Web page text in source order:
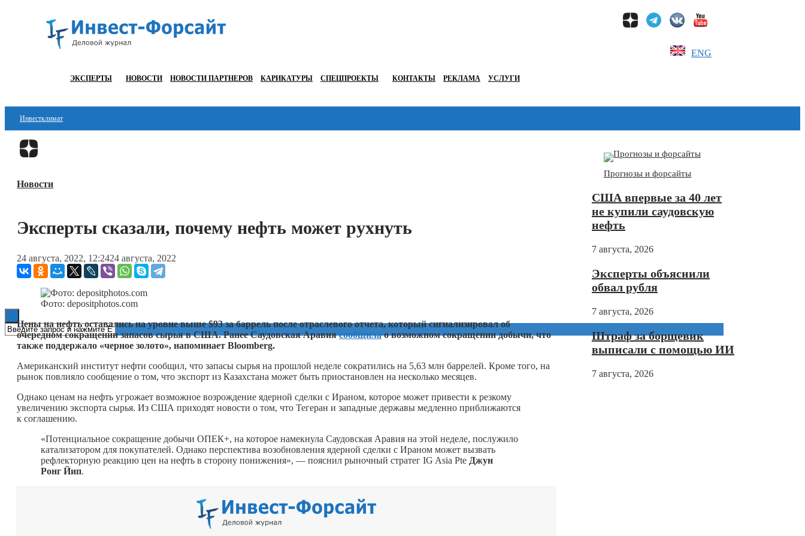
ENG
ЭКСПЕРТЫ НОВОСТИ НОВОСТИ ПАРТНЕРОВ КАРИКАТУРЫ СПЕЦПРОЕКТЫ КОНТАКТЫ РЕКЛАМА УСЛУГИ
Инвестклимат
Финансы
Блокчейн
ESG
Новости
Эксперты сказали, почему нефть может рухнуть
24 августа, 2022, 12:2424 августа, 2022
Фото: depositphotos.com
Цены на нефть оставались на уровне выше $93 за баррель после отраслевого отчета, который сигнализировал об
очередном сокращении запасов сырья в США. Ранее Саудовская Аравиясообщилао возможном сокращении добычи, что
также поддержало «черное золото», напоминает Bloomberg.
Американский институт нефти сообщил, что запасы сырья на прошлой неделе сократились на 5,63 млн баррелей. Кроме того, на
рынок повлияло сообщение о том, что экспорт из Казахстана может быть приостановлен на несколько месяцев.
Однако ценам на нефть угрожает возможное возрождение ядерной сделки с Ираном, которое может привести к резкому
увеличению экспорта сырья. Из США приходят новости о том, что Тегеран и западные державы медленно приближаются
к соглашению.
«Потенциальное сокращение добычи ОПЕК+, на которое намекнула Саудовская Аравия на этой неделе, послужило
катализатором для покупателей. Однако перспектива возобновления ядерной сделки с Ираном может вызвать
рефлекторную реакцию цен на нефть в сторону понижения», — пояснил рыночный стратег IG Asia Pte Джун
Ронг Йип.
Прогнозы и форсайты
США впервые за 40 лет
не купили саудовскую
нефть
7 августа, 2026
Эксперты объяснили
обвал рубля
7 августа, 2026
Штраф за борщевик
выписали с помощью ИИ
7 августа, 2026